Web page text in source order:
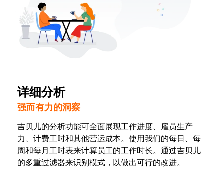
详细分析
强而有力的洞察
吉贝儿的分析功能可全面展现工作进度、雇员生产
力、计费工时和其他营运成本。使用我们的每日、每
周和每月工时表来计算员工的工作时长。通过吉贝儿
的多重过滤器来识别模式，以做出可行的改进。